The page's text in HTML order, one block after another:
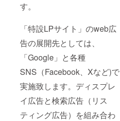
す。
「特設LPサイト」のweb広
告の展開先としては、
「Google」と各種
SNS（Facebook、Xなど)で
実施致します。ディスプレ
イ広告と検索広告（リス
ティング広告）を組み合わ